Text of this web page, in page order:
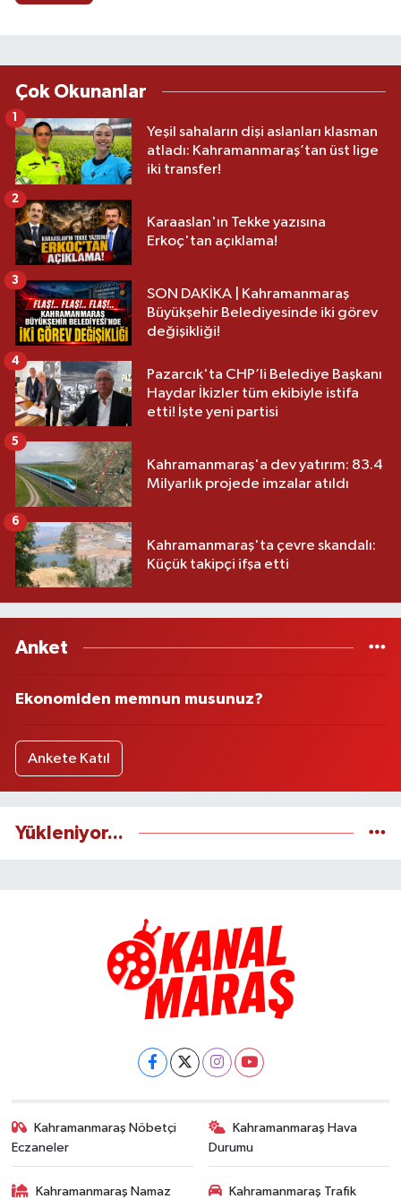
Çok Okunanlar
Yeşil sahaların dişi aslanları klasman
atladı: Kahramanmaraş’tan üst lige
iki transfer!
Karaaslan'ın Tekke yazısına
Erkoç'tan açıklama!
2
SON DAKİKA | Kahramanmaraş
Büyükşehir Belediyesinde iki görev
değişikliği!
3
Pazarcık'ta CHP’li Belediye Başkanı
Haydar İkizler tüm ekibiyle istifa
etti! İşte yeni partisi
4
Kahramanmaraş'a dev yatırım: 83.4
Milyarlık projede imzalar atıldı
5
Kahramanmaraş'ta çevre skandalı:
Küçük takipçi ifşa etti
6
Anket
Ekonomiden memnun musunuz?
Ankete Katıl
Yükleniyor...
Kahramanmaraş Nöbetçi
Eczaneler
Kahramanmaraş Hava
Durumu
Kahramanmaraş Namaz
Kahramanmaraş Trafik